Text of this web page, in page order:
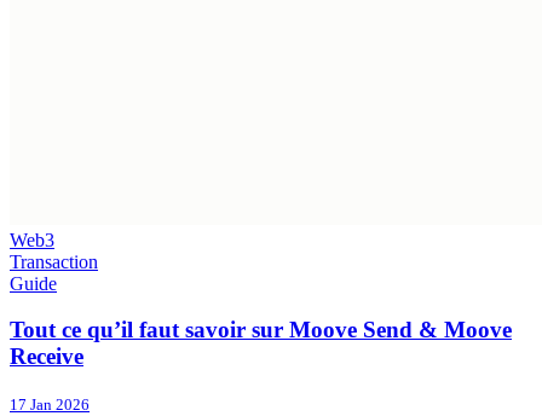
Web3
Transaction
Guide
Tout ce qu’il faut savoir sur Moove Send & Moove
Receive
17 Jan 2026